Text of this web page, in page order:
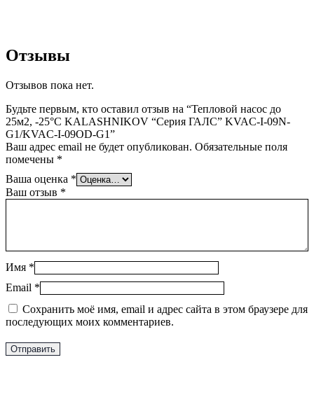
Отзывы
Отзывов пока нет.
Будьте первым, кто оставил отзыв на “Тепловой насос до
25м2, -25°C KALASHNIKOV “Серия ГАЛС” KVAC-I-09N-
G1/KVAC-I-09OD-G1”
Ваш адрес email не будет опубликован. Обязательные поля
помечены *
Ваша оценка *
Ваш отзыв *
Имя *
Email *
Сохранить моё имя, email и адрес сайта в этом браузере для
последующих моих комментариев.